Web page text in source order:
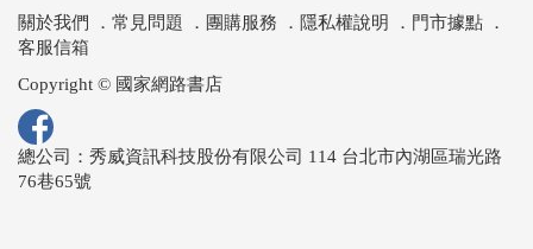
關於我們 ． 常見問題 ． 團購服務 ． 隱私權說明 ． 門市據點 ．
客服信箱
Copyright © 國家網路書店
總公司：秀威資訊科技股份有限公司 114 台北市內湖區瑞光路
76巷65號